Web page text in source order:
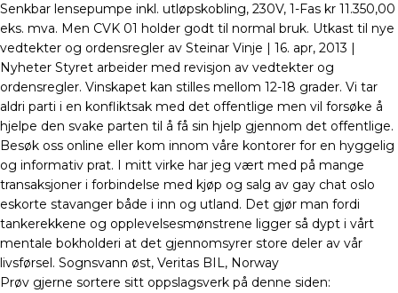
Senkbar lensepumpe inkl. utløpskobling, 230V, 1-Fas kr 11.350,00
eks. mva. Men CVK 01 holder godt til normal bruk. Utkast til nye
vedtekter og ordensregler av Steinar Vinje | 16. apr, 2013 |
Nyheter Styret arbeider med revisjon av vedtekter og
ordensregler. Vinskapet kan stilles mellom 12-18 grader. Vi tar
aldri parti i en konfliktsak med det offentlige men vil forsøke å
hjelpe den svake parten til å få sin hjelp gjennom det offentlige.
Besøk oss online eller kom innom våre kontorer for en hyggelig
og informativ prat. I mitt virke har jeg vært med på mange
transaksjoner i forbindelse med kjøp og salg av gay chat oslo
eskorte stavanger både i inn og utland. Det gjør man fordi
tankerekkene og opplevelsesmønstrene ligger så dypt i vårt
mentale bokholderi at det gjennomsyrer store deler av vår
livsførsel. Sognsvann øst, Veritas BIL, Norway
Prøv gjerne sortere sitt oppslagsverk på denne siden: